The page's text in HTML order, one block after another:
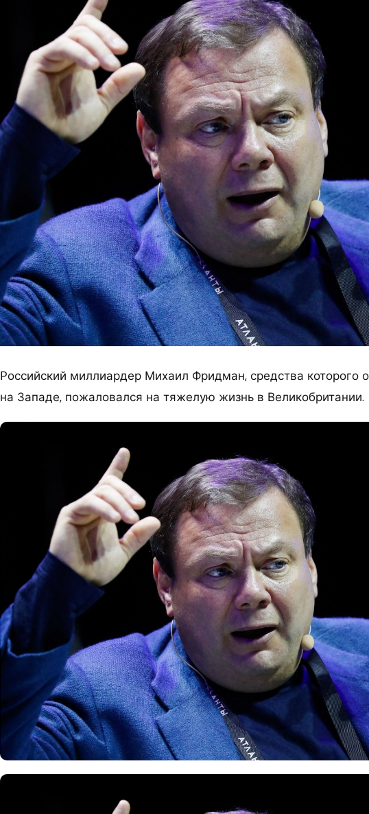
Российский миллиардер Михаил Фридман, средства которого
на Западе, пожаловался на тяжелую жизнь в Великобритании.